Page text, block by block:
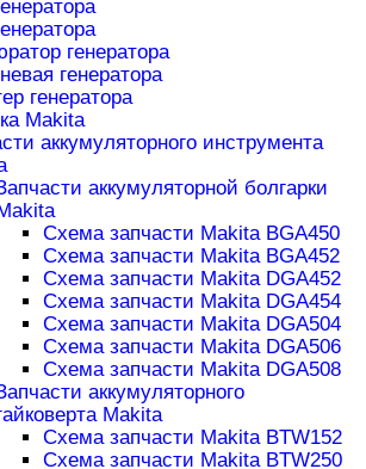
генератора
генератора
генератора
Makita
аккумуляторного инструмента
аккумуляторной болгарки
Схема запчасти Makita BGA450
Схема запчасти Makita BGA452
Схема запчасти Makita DGA452
Схема запчасти Makita DGA454
Схема запчасти Makita DGA504
Схема запчасти Makita DGA506
Схема запчасти Makita DGA508
аккумуляторного
Makita
Схема запчасти Makita BTW152
Схема запчасти Makita BTW250